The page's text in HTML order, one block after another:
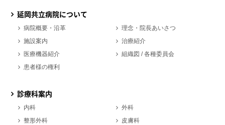
延岡共立病院について
病院概要・沿革
理念・院長あいさつ
施設案内
治療紹介
医療機器紹介
組織図 / 各種委員会
患者様の権利
診療科案内
内科
外科
整形外科
皮膚科